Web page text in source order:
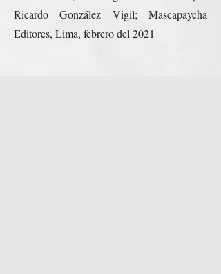
Ricardo González Vigil; Mascapaycha
Editores, Lima, febrero del 2021